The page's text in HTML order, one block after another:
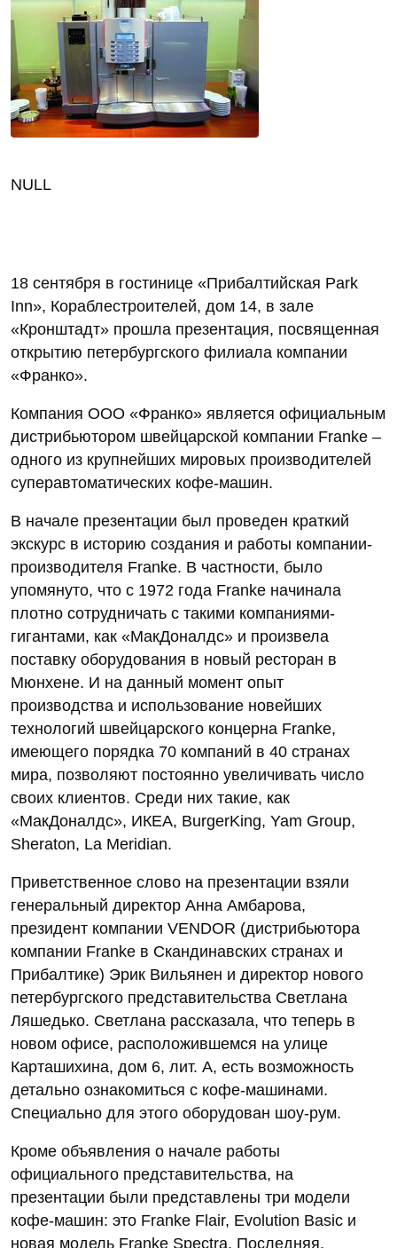
NULL
18 сентября в гостинице «Прибалтийская Park
Inn», Кораблестроителей, дом 14, в зале
«Кронштадт» прошла презентация, посвященная
открытию петербургского филиала компании
«Франко».
Компания ООО «Франко» является официальным
дистрибьютором швейцарской компании Franke –
одного из крупнейших мировых производителей
суперавтоматических кофе-машин.
В начале презентации был проведен краткий
экскурс в историю создания и работы компании-
производителя Franke. В частности, было
упомянуто, что с 1972 года Franke начинала
плотно сотрудничать с такими компаниями-
гигантами, как «МакДоналдс» и произвела
поставку оборудования в новый ресторан в
Мюнхене. И на данный момент опыт
производства и использование новейших
технологий швейцарского концерна Franke,
имеющего порядка 70 компаний в 40 странах
мира, позволяют постоянно увеличивать число
своих клиентов. Среди них такие, как
«МакДоналдс», ИКЕА, BurgerKing, Yam Group,
Sheraton, La Meridian.
Приветственное слово на презентации взяли
генеральный директор Анна Амбарова,
президент компании VENDOR (дистрибьютора
компании Franke в Скандинавских странах и
Прибалтике) Эрик Вильянен и директор нового
петербургского представительства Светлана
Ляшедько. Светлана рассказала, что теперь в
новом офисе, расположившемся на улице
Карташихина, дом 6, лит. А, есть возможность
детально ознакомиться с кофе-машинами.
Специально для этого оборудован шоу-рум.
Кроме объявления о начале работы
официального представительства, на
презентации были представлены три модели
кофе-машин: это Franke Flair, Evolution Basic и
новая модель Franke Spectra. Последняя,